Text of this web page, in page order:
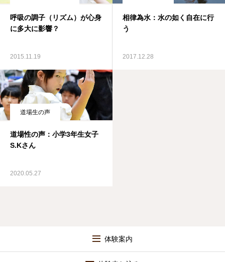
呼吸の調子（リズム）が心身
に多大に影響？
2015.11.19
相律為水：水の如く自在に行
う
2017.12.28
道場生の声
道場性の声：小学3年生女子
S.Kさん
2020.05.27
体験案内